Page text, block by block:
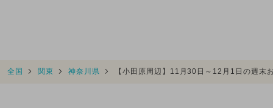
全国 関東 神奈川県 【小田原周辺】11月30日～12月1日の週末